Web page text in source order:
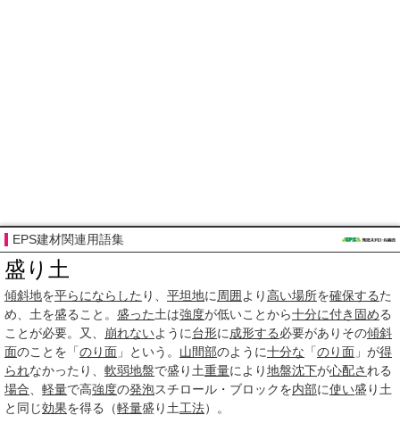
EPS建材関連用語集
盛り土
傾斜地を平らにならした り、 平坦地に 周囲 より高い場所を確保するた
め、土を盛ること。 盛った土は強度が低いことから十分に付き 固める
ことが必要。又、
崩れないように台形に成形する必要がありその傾斜
面のことを「のり面 」という。 山間部のように十分な 「のり面 」が得
られなかったり、 軟弱地盤で盛り土重量により地盤沈下が心配される
場合
軽量で高強度の発泡スチロール・ブロックを内部に使い盛り土
と同じ効果を得る（軽量盛り土工法）。